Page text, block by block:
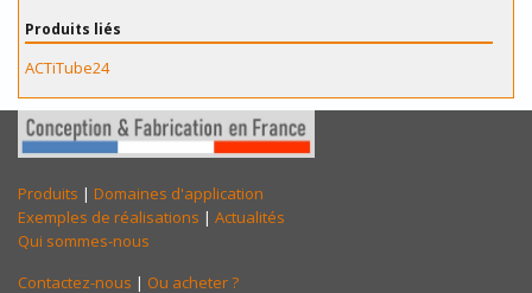
Produits liés
ACTiTube24
Produits | Domaines d'application
Exemples de réalisations | Actualités
Qui sommes-nous
Contactez-nous | Ou acheter ?